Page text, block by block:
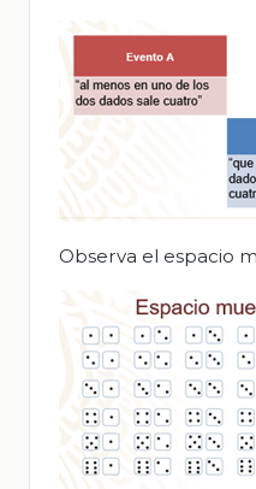
Observa el espacio